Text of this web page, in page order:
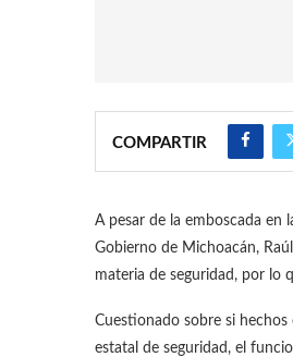
COMPARTIR
A pesar de la emboscada en
Gobierno de Michoacán,
materia de seguridad, por lo
Cuestionado sobre si
estatal de seguridad, el